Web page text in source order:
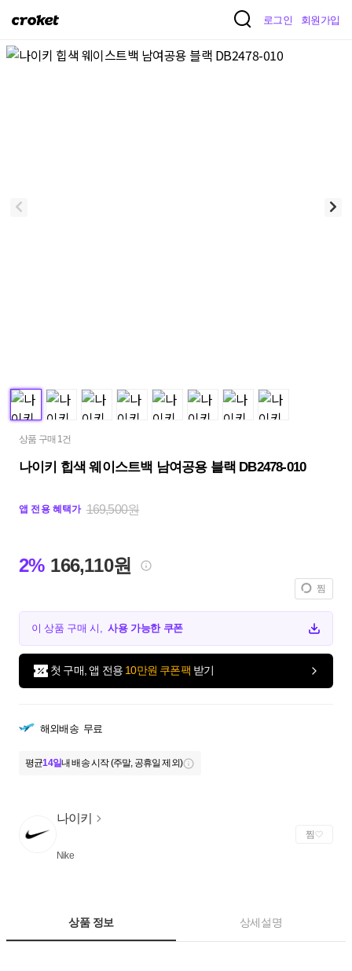
크
켓
로그인 회원가입
상품 구매 1건
나이키 힙색 웨이스트백 남여공용 블랙 DB2478-010
앱 전용 혜택가 169,500원
2% 166,110원
찜
이 상품 구매 시,사용 가능한 쿠폰
첫 구매, 앱 전용 10만원 쿠폰팩 받기
해외배송 무료
평균14일내 배송 시작 (주말, 공휴일 제외)
나이키
Nike
찜
상품 정보 상세설명